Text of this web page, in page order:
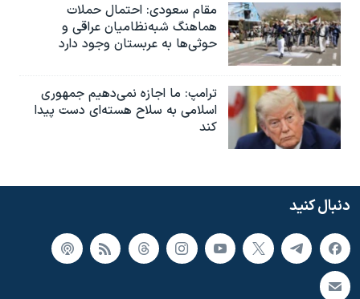
مقام سعودی: احتمال حملات
هماهنگ شبه‌نظامیان عراقی و
حوثی‌ها به عربستان وجود دارد
ترامپ: ما اجازه نمی‌دهیم جمهوری
اسلامی به سلاح هسته‌ای دست پیدا
کند
دنبال کنید